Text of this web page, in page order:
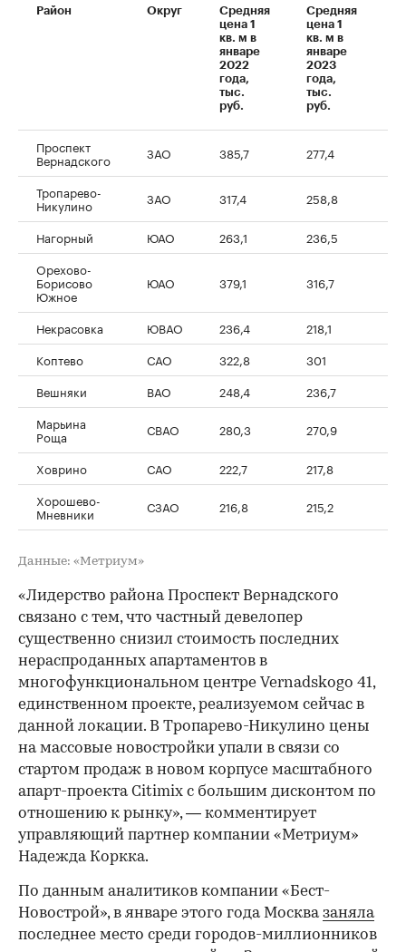
Район Округ
Средняя
цена 1
кв. м в
январе
2022
года,
тыс.
руб.
Средняя
цена 1
кв. м в
январе
2023
года,
тыс.
руб.
Проспект
Вернадского ЗАО 385,7 277,4
Тропарево-
Никулино ЗАО 317,4 258,8
Нагорный ЮАО 263,1 236,5
Орехово-
Борисово
Южное
ЮАО 379,1 316,7
Некрасовка ЮВАО 236,4 218,1
Коптево
САО 322,8 301
Вешняки
ВАО 248,4 236,7
Марьина
Роща СВАО 280,3 270,9
Ховрино САО 222,7 217,8
Хорошево-
Мневники СЗАО 216,8 215,2
Данные: «Метриум»
«Лидерство района Проспект Вернадского
связано с тем, что частный девелопер
существенно снизил стоимость последних
нераспроданных апартаментов в
многофункциональном центре Vernadskogo 41,
единственном проекте, реализуемом сейчас в
данной локации. В Тропарево-Никулино цены
на массовые новостройки упали в связи со
стартом продаж в новом корпусе масштабного
апарт-проекта Citimix с большим дисконтом по
отношению к рынку», — комментирует
управляющий партнер компании «Метриум»
Надежда Коркка.
По данным аналитиков компании «Бест-
Новострой», в январе этого года Москвазаняла
последнее место среди городов-миллионников